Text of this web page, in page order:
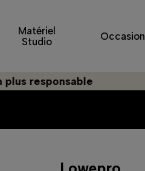
Matériel
Studio
Occasion